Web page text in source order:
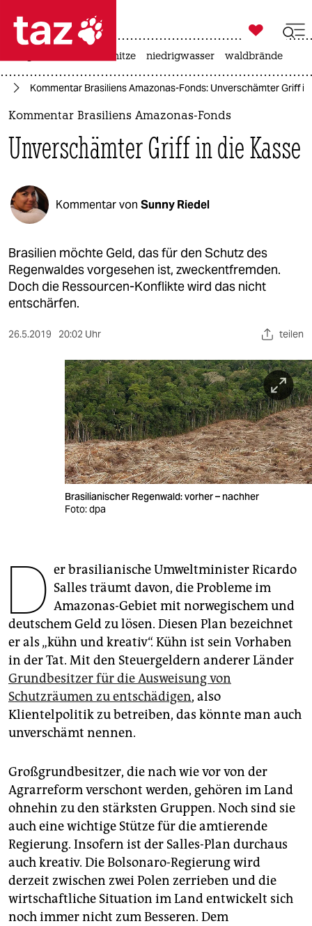
 taz zahl ich
taz zahl ich
politik
öko
gesellschaft
kultur
sport
wahrheit
veranstaltungen
fragen & hilfe
genossenschaft
epaper login

taz zahl ich
hitze niedrigwasser waldbrände
Kommentar Brasiliens Amazonas-Fonds: Unverschämter Griff in
Kommentar Brasiliens Amazonas-Fonds
Unverschämter Griff in die Kasse
Kommentar von Sunny Riedel
Brasilien möchte Geld, das für den Schutz des
Regenwaldes vorgesehen ist, zweckentfremden.
Doch die Ressourcen-Konflikte wird das nicht
entschärfen.
26.5.2019 20:02 Uhr teilen
Brasilianischer Regenwald: vorher – nachher
Foto: dpa
D er brasilianische Umweltminister Ricardo
Salles träumt davon, die Probleme im
Amazonas-Gebiet mit norwegischem und
deutschem Geld zu lösen. Diesen Plan bezeichnet
er als „kühn und kreativ“. Kühn ist sein Vorhaben
in der Tat. Mit den Steuergeldern anderer Länder
Grundbesitzer für die Ausweisung von
Schutzräumen zu entschädigen, also
Klientelpolitik zu betreiben, das könnte man auch
unverschämt nennen.
Großgrundbesitzer, die nach wie vor von der
Agrarreform verschont werden, gehören im Land
ohnehin zu den stärksten Gruppen. Noch sind sie
auch eine wichtige Stütze für die amtierende
Regierung. Insofern ist der Salles-Plan durchaus
auch kreativ. Die Bolsonaro-Regierung wird
derzeit zwischen zwei Polen zerrieben und die
wirtschaftliche Situation im Land entwickelt sich
noch immer nicht zum Besseren. Dem